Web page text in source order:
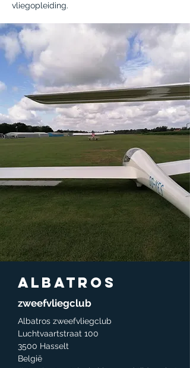
vliegopleiding.
Albatros
zweefvliegclub
Albatros zweefvliegclub
Luchtvaartstraat 100
3500 Hasselt
België